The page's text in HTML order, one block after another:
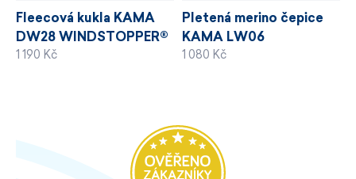
Fleecová kukla KAMA
DW28 WINDSTOPPER®
1 190 Kč
Pletená merino čepice
KAMA LW06
WINDSTOPPER®
1 080 Kč